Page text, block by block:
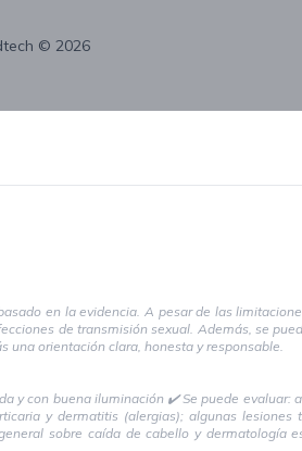
en la evidencia. A pesar de las
de transmisión sexual. Además, se
una orientación clara, honesta y responsable.
y con buena iluminación ✔️ Se puede evaluar:
y dermatitis (alergias); algunas
sobre caída de cabello y
© 2026